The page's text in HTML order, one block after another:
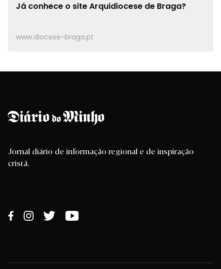
Já conhece o siteArquidiocese de Braga?
www.diocese-braga.pt
Jornal diário de informação regional e de inspiração
cristã.